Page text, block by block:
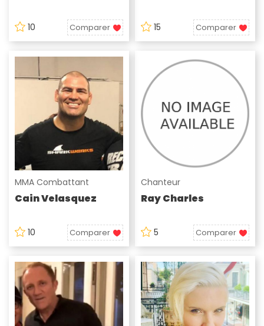
10 Comparer 15 Comparer
MMA Combattant
Cain Velasquez
10 Comparer
Chanteur
Ray Charles
5 Comparer